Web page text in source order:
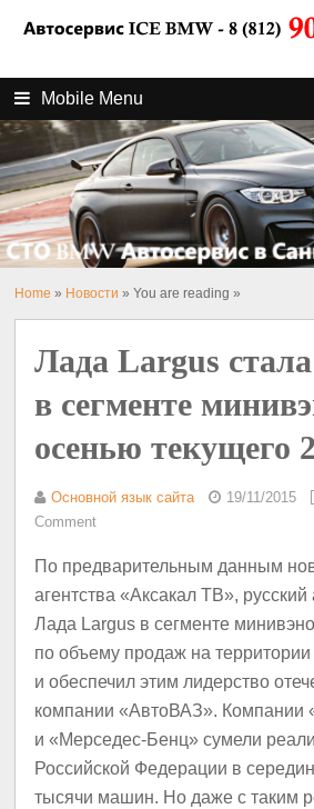
Mobile Menu
Home » Новости » You are reading »
Лада Largus
в сегменте
осенью текущего
Основной язык сайта 19/11/2015
Comment
По предварительным данным
агентства «Аксакал ТВ»,
Лада Largus в сегменте
по объему продаж на территории
и обеспечил этим лидерство
компании «АвтоВАЗ». Компании
и «Мерседес-Бенц» сумели
Российской Федерации в
тысячи машин. Но даже с таким